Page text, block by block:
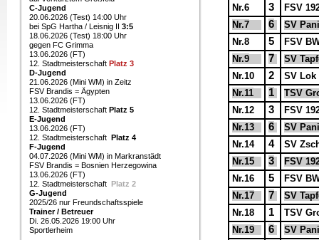
C-Jugend
20.06.2026 (Test) 14:00 Uhr
bei SpG Hartha / Leisnig II 3:5
18.06.2026 (Test) 18:00 Uhr
gegen FC Grimma
13.06.2026 (FT)
12. Stadtmeisterschaft Platz 3
D-Jugend
21.06.2026 (Mini WM) in Zeitz
FSV Brandis = Ägypten
13.06.2026 (FT)
12. Stadtmeisterschaft Platz 5
E-Jugend
13.06.2026 (FT)
12. Stadtmeisterschaft Platz 4
F-Jugend
04.07.2026 (Mini WM) in Markranstädt
FSV Brandis = Bosnien Herzegowina
13.06.2026 (FT)
12. Stadtmeisterschaft Platz 2
G-Jugend
2025/26 nur Freundschaftsspiele
Trainer / Betreuer
Di. 26.05.2026 19:00 Uhr
Sportlerheim
Nr.6
3
FSV
Nr.7
6
SV
Nr.8
5
FSV
Nr.9
7
SV
Nr.10
2
SV Lok
Nr.11
1
TSV
Nr.12
3
FSV
Nr.13
6
SV
Nr.14
4
SV
Nr.15
3
FSV
Nr.16
5
FSV
Nr.17
7
SV
Nr.18
1
TSV
Nr.19
6
SV